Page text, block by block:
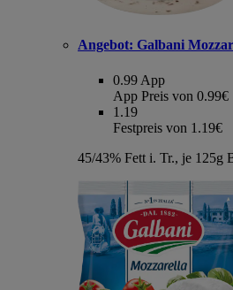
Angebot: Galbani
0.99 App
App Preis von 0.99€
1.19
Festpreis von 1.19€
45/43% Fett i. Tr., je 125g